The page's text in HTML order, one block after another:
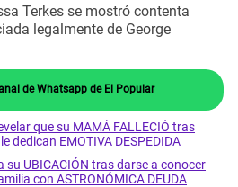
Terkes se mostró contenta
legalmente de George
de Whatsapp de El Popular
que su MAMÁ FALLECIÓ tras
dedican EMOTIVA DESPEDIDA
su UBICACIÓN tras darse a conocer
con ASTRONÓMICA DEUDA